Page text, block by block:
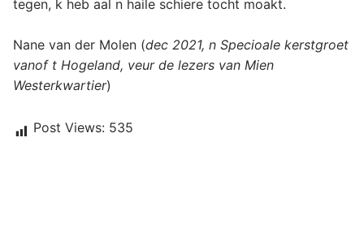
tegen, k heb aal n haile schiere tocht moakt.
Nane van der Molen (dec 2021, n Specioale kerstgroet
vanof t Hogeland, veur de lezers van Mien
Westerkwartier)
Post Views: 535